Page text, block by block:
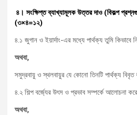
৪। সংক্ষিপ্ত ব্যাখ্যামূলক উত্তর দাও (বিকল্প
(৩×৪=১২)
৪.১ জুগান ও ইয়ার্দাং-এর মধ্যে পার্থক্য তুমি কিভাবে
অথবা,
সমুদ্রবায়ু ও স্থলবায়ুর যে কোনো তিনটি পার্থক্য
৪.২ শিল্প বর্জ্যের উৎস ও প্রভাব সম্পর্কে আলোচনা
অথবা,